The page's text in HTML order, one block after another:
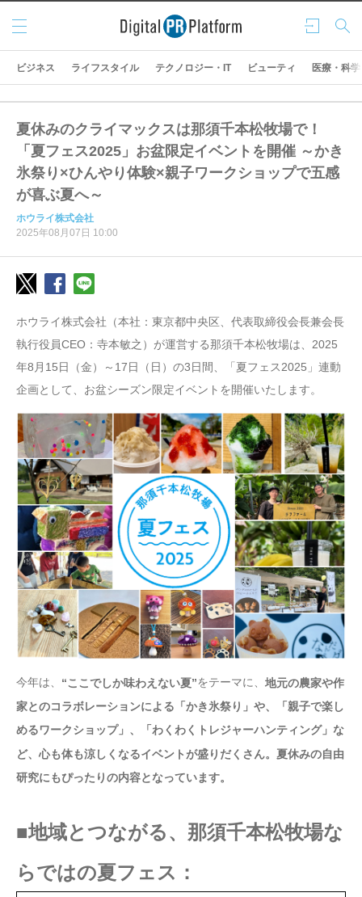
ログ
イン
検索
メニ
ュー
ビジネス ライフスタイル テクノロジー・IT ビューティ 医療・科学
夏休みのクライマックスは那須千本松牧場で！
「夏フェス2025」お盆限定イベントを開催 ～かき
氷祭り×ひんやり体験×親子ワークショップで五感
が喜ぶ夏へ～
ホウライ株式会社
2025年08月07日 10:00
ホウライ株式会社（本社：東京都中央区、代表取締役会長兼会長
執行役員CEO：寺本敏之）が運営する那須千本松牧場は、2025
年8月15日（金）～17日（日）の3日間、「夏フェス2025」連動
企画として、お盆シーズン限定イベントを開催いたします。
今年は、 “ここでしか味わえない夏”をテーマに、 地元の農家や作
家とのコラボレーションによる「かき氷祭り」や、「親子で楽し
めるワークショップ」、「わくわくトレジャーハンティング」な
ど、心も体も涼しくなるイベントが盛りだくさん。夏休みの自由
研究にもぴったりの内容となっています。
■地域とつながる、那須千本松牧場な
らではの夏フェス：